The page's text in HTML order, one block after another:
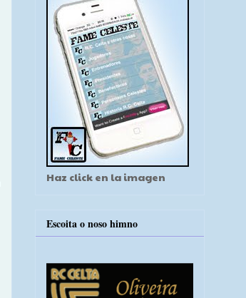
Haz click en la imagen
Escoita o noso himno